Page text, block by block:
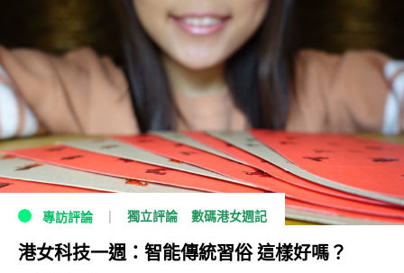
專訪評論 獨立評論 數碼港女週記
港女科技一週：智能傳統習俗 這樣好嗎？